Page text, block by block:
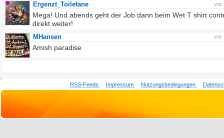
vor
Ergenzt_Toiletane
Mega! Und abends geht der Job dann beim Wet T shirt
direkt weiter!
vor
MHansen
Amish paradise
RSS-Feeds Impressum Nutzungsbedingungen